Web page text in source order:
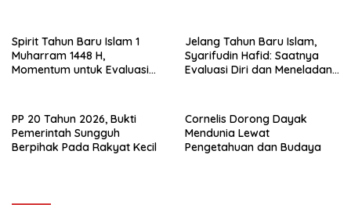
Spirit Tahun Baru Islam 1
Muharram 1448 H,
Momentum untuk Evaluasi
Jelang Tahun Baru Islam,
Syarifudin Hafid: Saatnya
Evaluasi Diri dan Meneladani
PP 20 Tahun 2026, Bukti
Pemerintah Sungguh
Berpihak Pada Rakyat Kecil
Cornelis Dorong Dayak
Mendunia Lewat
Pengetahuan dan Budaya